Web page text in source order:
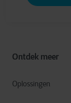
Ontdek meer
Oplossingen